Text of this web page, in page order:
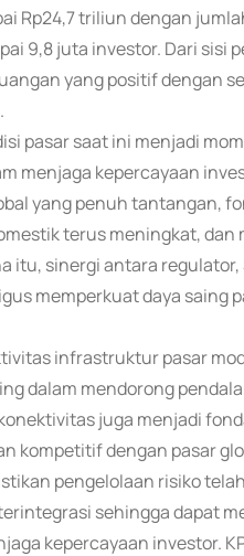
Rp24,7 triliun dengan
9,8 juta investor. Dari sisi
yang positif dengan
pasar saat ini menjadi
menjaga kepercayaan
yang penuh tantangan,
terus meningkat, dan
sinergi antara regulator,
memperkuat daya saing
infrastruktur pasar
dalam mendorong
juga menjadi
kompetitif dengan pasar
pengelolaan risiko
sehingga dapat
kepercayaan investor.